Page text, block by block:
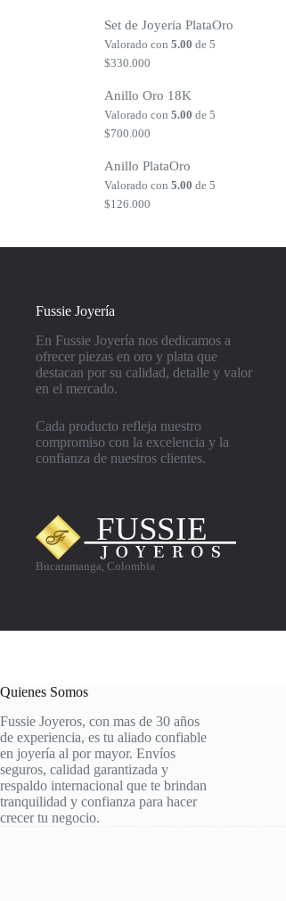
Set de Joyeria PlataOro
Valorado con5.00 de 5
$330.000
Anillo Oro 18K
Valorado con5.00 de 5
$700.000
Anillo PlataOro
Valorado con5.00 de 5
$126.000
Fussie Joyería
En Fussie Joyería nos dedicamos a
ofrecer piezas en oro y plata que
destacan por su calidad, detalle y valor
en el mercado.
Cada producto refleja nuestro
compromiso con la excelencia y la
confianza de nuestros clientes.
Bucaramanga, Colombia
Quienes Somos
Fussie Joyeros, con mas de 30 años
de experiencia, es tu aliado confiable
en joyería al por mayor. Envíos
seguros, calidad garantizada y
respaldo internacional que te brindan
tranquilidad y confianza para hacer
crecer tu negocio.